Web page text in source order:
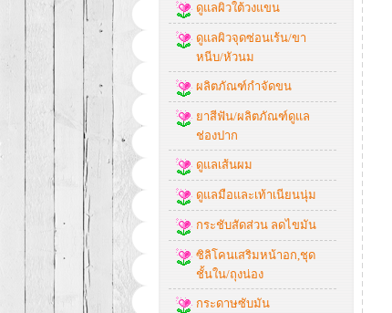
ดูแลผิวใต้วงแขน
ดูแลผิวจุดซ่อนเร้น/ขา
หนีบ/หัวนม
ผลิตภัณฑ์กำจัดขน
ยาสีฟัน/ผลิตภัณฑ์ดูแล
ช่องปาก
ดูแลเส้นผม
ดูแลมือและเท้าเนียนนุ่ม
กระชับสัดส่วน ลดไขมัน
ซิลิโคนเสริมหน้าอก,ชุด
ชั้นใน/ถุงน่อง
กระดาษซับมัน